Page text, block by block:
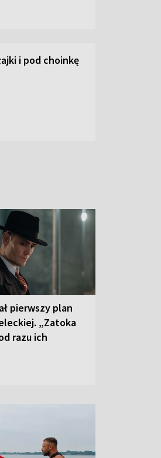
i pod choinkę
pierwszy plan
„Zatoka
razu ich